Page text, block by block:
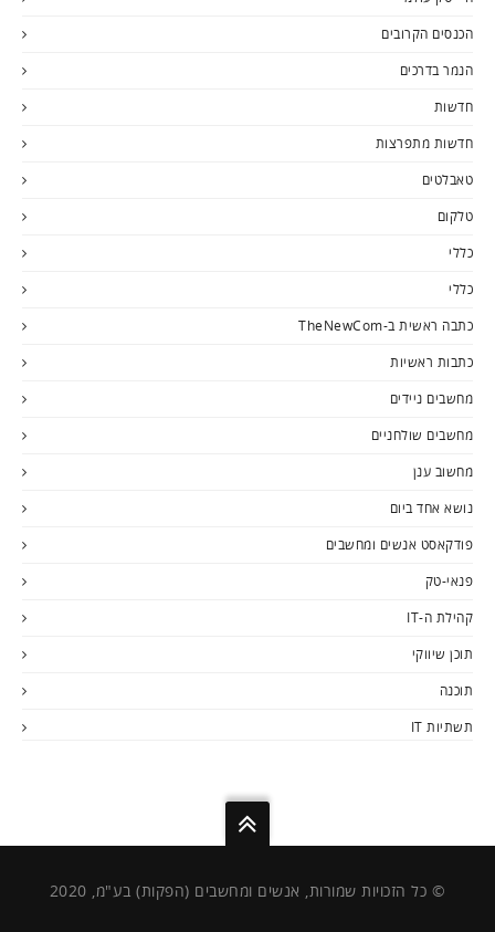
הכנסים הקרובים
הנמר בדרכים
חדשות
חדשות מתפרצות
טאבלטים
טלקום
כללי
כללי
כתבה ראשית ב-TheNewCom
כתבות ראשיות
מחשבים ניידים
מחשבים שולחניים
מחשוב ענן
נושא אחד ביום
פודקאסט אנשים ומחשבים
פנאי-טק
קהילת ה-IT
תוכן שיווקי
תוכנה
תשתיות IT
© כל הזכויות שמורות, אנשים ומחשבים (הפקות) בע"מ, 2020